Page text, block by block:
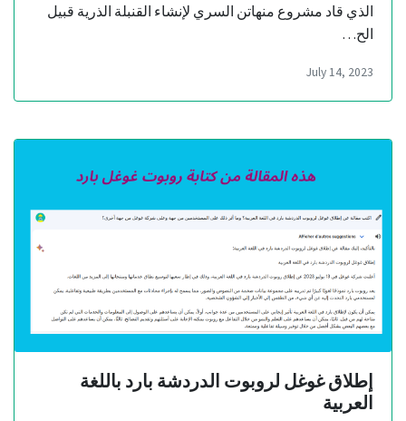
الذي قاد مشروع منهاتن السري لإنشاء القنبلة الذرية قبيل
الح…
July 14, 2023
إطلاق غوغل لروبوت الدردشة بارد باللغة
العربية